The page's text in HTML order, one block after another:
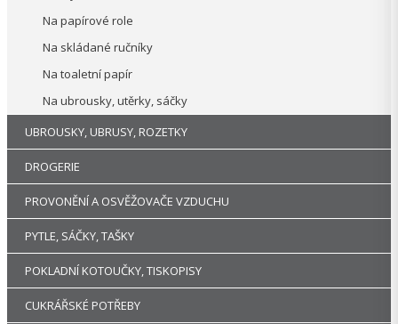
Na papírové role
Na skládané ručníky
Na toaletní papír
Na ubrousky, utěrky, sáčky
UBROUSKY, UBRUSY, ROZETKY
DROGERIE
PROVONĚNÍ A OSVĚŽOVAČE VZDUCHU
PYTLE, SÁČKY, TAŠKY
POKLADNÍ KOTOUČKY, TISKOPISY
CUKRÁŘSKÉ POTŘEBY